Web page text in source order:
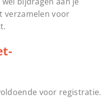
verzamelen voor
voor registratie.